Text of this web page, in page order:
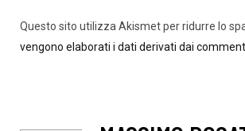
Questo sito utilizza Akismet per ridurre lo
vengono elaborati i dati derivati dai